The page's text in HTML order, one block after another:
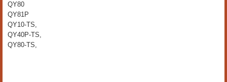
QY80
QY81P
QY10-TS,
QY40P-TS,
QY80-TS,